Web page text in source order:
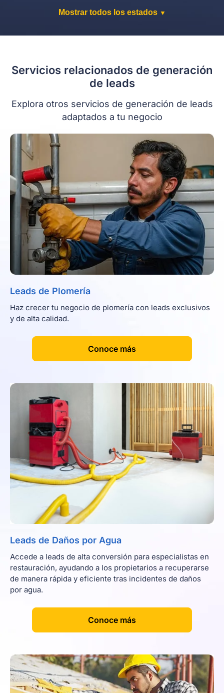
Mostrar todos los estados ▼
Servicios relacionados de generación
de leads
Explora otros servicios de generación de leads
adaptados a tu negocio
Leads de Plomería
Haz crecer tu negocio de plomería con leads exclusivos
y de alta calidad.
[
Conoce más]
Leads de Daños por Agua
Accede a leads de alta conversión para especialistas en
restauración, ayudando a los propietarios a recuperarse
de manera rápida y eficiente tras incidentes de daños
por agua.
[
Conoce más]